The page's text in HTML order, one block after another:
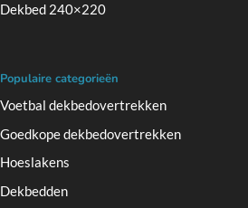
Dekbed 240×220
Populaire categorieën
Voetbal dekbedovertrekken
Goedkope dekbedovertrekken
Hoeslakens
Dekbedden